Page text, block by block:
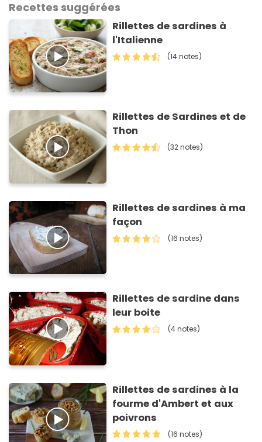
Recettes suggérées
Rillettes de sardines à
l'Italienne
(14 notes)
Rillettes de Sardines et de
Thon
(32 notes)
Rillettes de sardines à ma
façon
(16 notes)
Rillettes de sardine dans
leur boite
(4 notes)
Rillettes de sardines à la
fourme d'Ambert et aux
poivrons
(16 notes)